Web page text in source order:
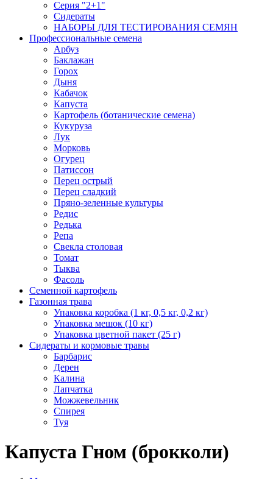
Серия "2+1"
Сидераты
НАБОРЫ ДЛЯ ТЕСТИРОВАНИЯ СЕМЯН
Профессиональные семена
Арбуз
Баклажан
Горох
Дыня
Кабачок
Капуста
Картофель (ботанические семена)
Кукуруза
Лук
Морковь
Огурец
Патиссон
Перец острый
Перец сладкий
Пряно-зеленные культуры
Редис
Редька
Репа
Свекла столовая
Томат
Тыква
Фасоль
Семенной картофель
Газонная трава
Упаковка коробка (1 кг, 0,5 кг, 0,2 кг)
Упаковка мешок (10 кг)
Упаковка цветной пакет (25 г)
Сидераты и кормовые травы
Барбарис
Дерен
Калина
Лапчатка
Можжевельник
Спирея
Туя
Капуста Гном (брокколи)